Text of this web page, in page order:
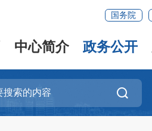
国务院
中心简介 政务公开